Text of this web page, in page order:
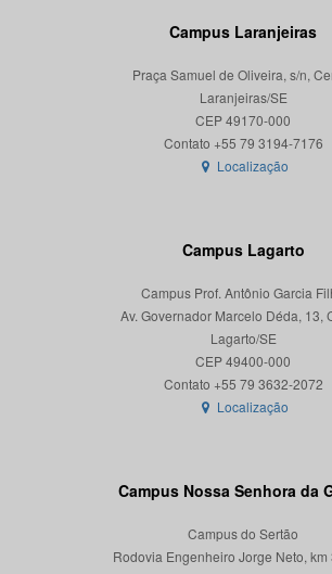
Campus Laranjeiras
Praça Samuel de Oliveira, s/n,
Laranjeiras/SE
CEP 49170-000
Localização
Campus Lagarto
Campus Prof. Antônio Garcia
Av. Governador Marcelo Déda, 13,
Lagarto/SE
CEP 49400-000
Localização
Campus Nossa Senhora da
Campus do Sertão
Rodovia Engenheiro Jorge Neto, km